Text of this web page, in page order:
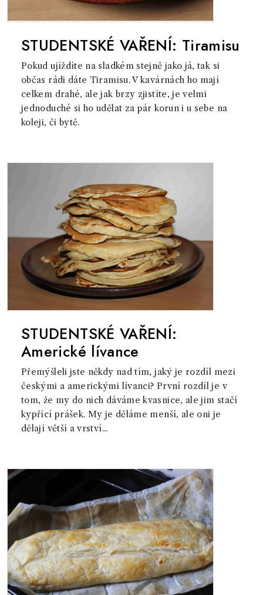
STUDENTSKÉ VAŘENÍ: Tiramisu
Pokud ujíždíte na sladkém stejně jako já, tak si
občas rádi dáte Tiramisu. V kavárnách ho mají
celkem drahé, ale jak brzy zjistíte, je velmi
jednoduché si ho udělat za pár korun i u sebe na
koleji, či bytě.
STUDENTSKÉ VAŘENÍ:
Americké lívance
Přemýšleli jste někdy nad tím, jaký je rozdíl mezi
českými a americkými lívanci? První rozdíl je v
tom, že my do nich dáváme kvasnice, ale jim stačí
kypřící prášek. My je děláme menší, ale oni je
dělají větší a vrství...